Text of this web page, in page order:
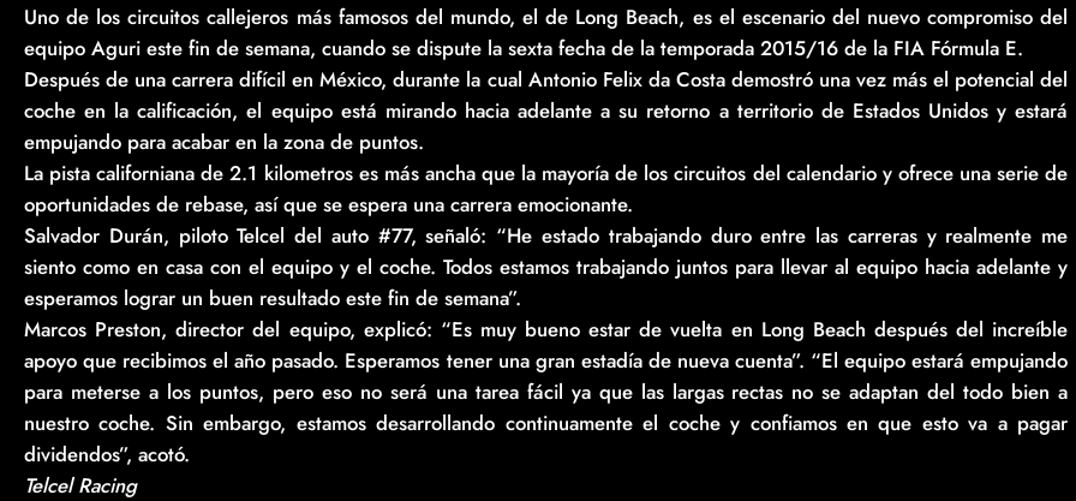
Uno de los circuitos callejeros más famosos del mundo, el de Long Beach, es el escenario del nuevo compromiso del
equipo Aguri este fin de semana, cuando se dispute la sexta fecha de la temporada 2015/16 de la FIA Fórmula E.
Después de una carrera difícil en México, durante la cual Antonio Felix da Costa demostró una vez más el potencial del
coche en la calificación, el equipo está mirando hacia adelante a su retorno a territorio de Estados Unidos y estará
empujando para acabar en la zona de puntos.
La pista californiana de 2.1 kilometros es más ancha que la mayoría de los circuitos del calendario y ofrece una serie de
oportunidades de rebase, así que se espera una carrera emocionante.
Salvador Durán, piloto Telcel del auto #77, señaló: “He estado trabajando duro entre las carreras y realmente me
siento como en casa con el equipo y el coche. Todos estamos trabajando juntos para llevar al equipo hacia adelante y
esperamos lograr un buen resultado este fin de semana”.
Marcos Preston, director del equipo, explicó: “Es muy bueno estar de vuelta en Long Beach después del increíble
apoyo que recibimos el año pasado. Esperamos tener una gran estadía de nueva cuenta”. “El equipo estará empujando
para meterse a los puntos, pero eso no será una tarea fácil ya que las largas rectas no se adaptan del todo bien a
nuestro coche. Sin embargo, estamos desarrollando continuamente el coche y confiamos en que esto va a pagar
dividendos”, acotó.
Telcel Racing